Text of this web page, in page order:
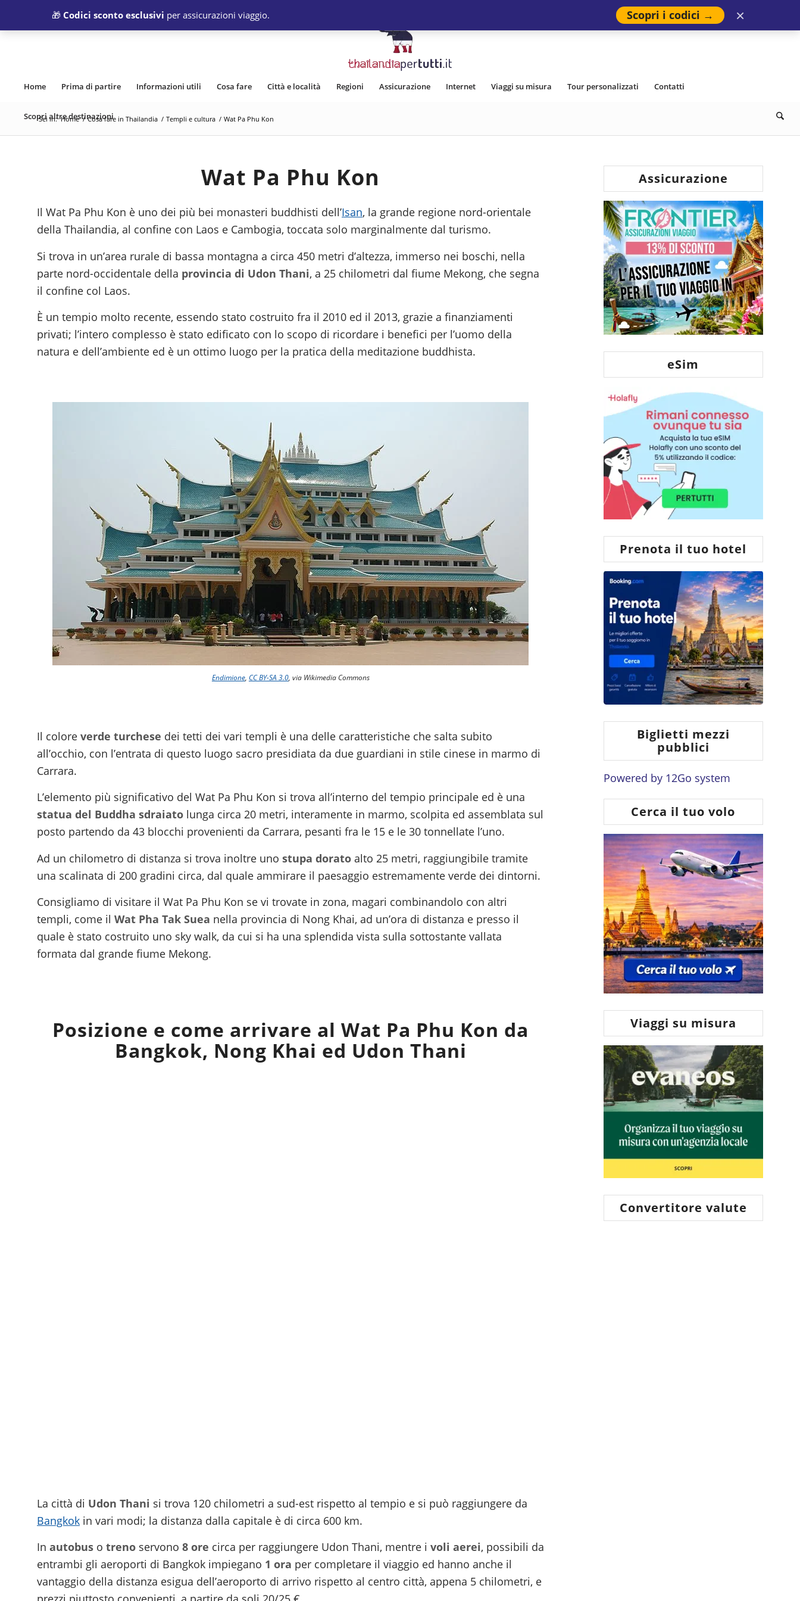
🎁 Codici sconto esclusivi per assicurazioni viaggio. Scopri i codici → ×
Home Prima di partire Informazioni utili Cosa fare Città e località Regioni Assicurazione Internet Viaggi su misura Tour personalizzati Contatti
Scopri altre destinazioni
Sei in: Home / Cosa fare in Thailandia / Templi e cultura / Wat Pa Phu Kon
Wat Pa Phu Kon
Il Wat Pa Phu Kon è uno dei più bei monasteri buddhisti dell’Isan, la grande regione nord-orientale
della Thailandia, al confine con Laos e Cambogia, toccata solo marginalmente dal turismo.
Si trova in un’area rurale di bassa montagna a circa 450 metri d’altezza, immerso nei boschi, nella
parte nord-occidentale della provincia di Udon Thani, a 25 chilometri dal fiume Mekong, che segna
il confine col Laos.
È un tempio molto recente, essendo stato costruito fra il 2010 ed il 2013, grazie a finanziamenti
privati; l’intero complesso è stato edificato con lo scopo di ricordare i benefici per l’uomo della
natura e dell’ambiente ed è un ottimo luogo per la pratica della meditazione buddhista.
Endimione, CC BY-SA 3.0, via Wikimedia Commons
Il colore verde turchese dei tetti dei vari templi è una delle caratteristiche che salta subito
all’occhio, con l’entrata di questo luogo sacro presidiata da due guardiani in stile cinese in marmo di
Carrara.
L’elemento più significativo del Wat Pa Phu Kon si trova all’interno del tempio principale ed è una
statua del Buddha sdraiato lunga circa 20 metri, interamente in marmo, scolpita ed assemblata sul
posto partendo da 43 blocchi provenienti da Carrara, pesanti fra le 15 e le 30 tonnellate l’uno.
Ad un chilometro di distanza si trova inoltre uno stupa dorato alto 25 metri, raggiungibile tramite
una scalinata di 200 gradini circa, dal quale ammirare il paesaggio estremamente verde dei dintorni.
Consigliamo di visitare il Wat Pa Phu Kon se vi trovate in zona, magari combinandolo con altri
templi, come il Wat Pha Tak Suea nella provincia di Nong Khai, ad un’ora di distanza e presso il
quale è stato costruito uno sky walk, da cui si ha una splendida vista sulla sottostante vallata
formata dal grande fiume Mekong.
Posizione e come arrivare al Wat Pa Phu Kon da
Bangkok, Nong Khai ed Udon Thani
La città di Udon Thani si trova 120 chilometri a sud-est rispetto al tempio e si può raggiungere da
Bangkok in vari modi; la distanza dalla capitale è di circa 600 km.
In autobus o treno servono 8 ore circa per raggiungere Udon Thani, mentre i voli aerei, possibili da
entrambi gli aeroporti di Bangkok impiegano 1 ora per completare il viaggio ed hanno anche il
vantaggio della distanza esigua dell’aeroporto di arrivo rispetto al centro città, appena 5 chilometri, e
Assicurazione
eSim
Prenota il tuo hotel
Biglietti mezzi
pubblici
Powered by 12Go system
Cerca il tuo volo
Viaggi su misura
Convertitore valute